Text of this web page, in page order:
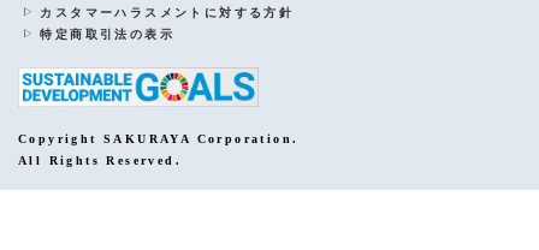
カスタマーハラスメントに対する方針
特定商取引法の表示
Copyright SAKURAYA Corporation.
All Rights Reserved.